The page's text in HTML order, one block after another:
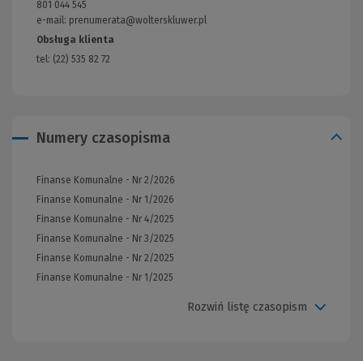
801 044 545
e-mail: prenumerata@wolterskluwer.pl
Obsługa klienta
tel: (22) 535 82 72
Numery czasopisma
Finanse Komunalne - Nr 2/2026
Finanse Komunalne - Nr 1/2026
Finanse Komunalne - Nr 4/2025
Finanse Komunalne - Nr 3/2025
Finanse Komunalne - Nr 2/2025
Finanse Komunalne - Nr 1/2025
Rozwiń listę czasopism